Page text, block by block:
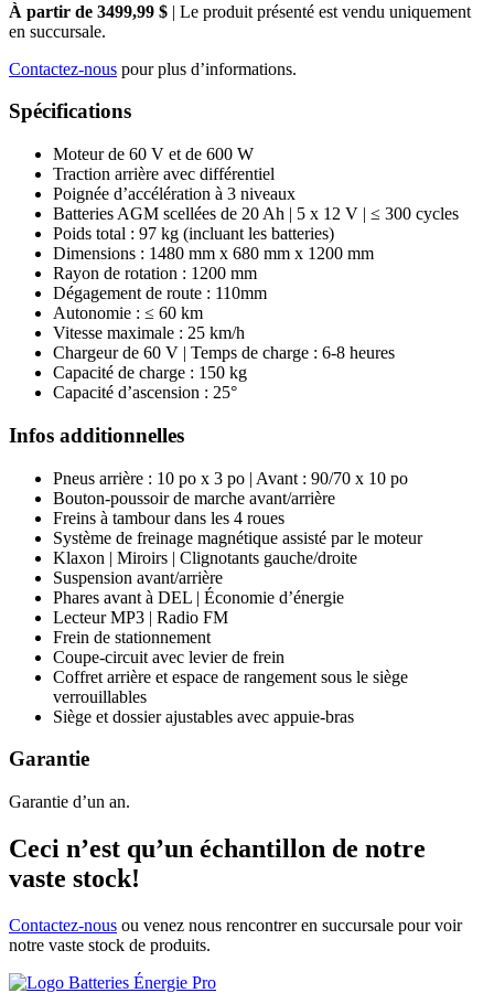
À partir de 3499,99 $ | Le produit présenté est vendu uniquement
en succursale.
Contactez-nous pour plus d’informations.
Spécifications
Moteur de 60 V et de 600 W
Traction arrière avec différentiel
Poignée d’accélération à 3 niveaux
Batteries AGM scellées de 20 Ah | 5 x 12 V | ≤ 300 cycles
Poids total : 97 kg (incluant les batteries)
Dimensions : 1480 mm x 680 mm x 1200 mm
Rayon de rotation : 1200 mm
Dégagement de route : 110mm
Autonomie : ≤ 60 km
Vitesse maximale : 25 km/h
Chargeur de 60 V | Temps de charge : 6-8 heures
Capacité de charge : 150 kg
Capacité d’ascension : 25°
Infos additionnelles
Pneus arrière : 10 po x 3 po | Avant : 90/70 x 10 po
Bouton-poussoir de marche avant/arrière
Freins à tambour dans les 4 roues
Système de freinage magnétique assisté par le moteur
Klaxon | Miroirs | Clignotants gauche/droite
Suspension avant/arrière
Phares avant à DEL | Économie d’énergie
Lecteur MP3 | Radio FM
Frein de stationnement
Coupe-circuit avec levier de frein
Coffret arrière et espace de rangement sous le siège
verrouillables
Siège et dossier ajustables avec appuie-bras
Garantie
Garantie d’un an.
Ceci n’est qu’un échantillon de notre
vaste stock!
Contactez-nous ou venez nous rencontrer en succursale pour voir
notre vaste stock de produits.